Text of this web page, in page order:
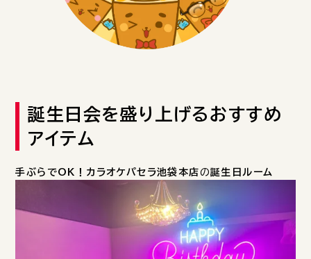
誕生日会を盛り上げるおすすめ
アイテム
手ぶらでOK！カラオケパセラ池袋本店の誕生日ルーム